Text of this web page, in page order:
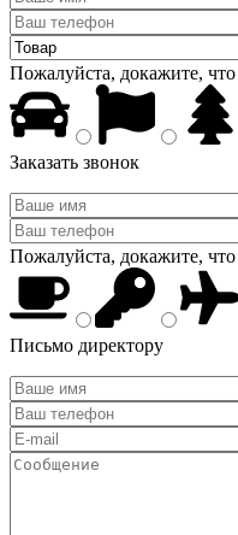
Пожалуйста, докажите,
Заказать звонок
Пожалуйста, докажите,
Письмо директору